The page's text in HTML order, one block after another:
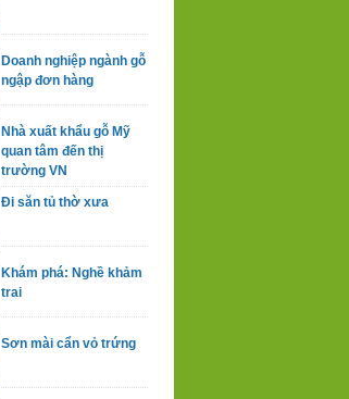
Doanh nghiệp ngành gỗ
ngập đơn hàng
Nhà xuất khẩu gỗ Mỹ
quan tâm đến thị
trường VN
Đi săn tủ thờ xưa
Khám phá: Nghề khảm
trai
Sơn mài cẩn vỏ trứng